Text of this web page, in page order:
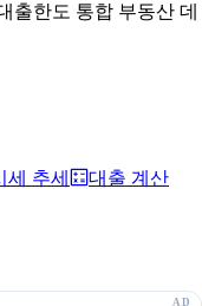
출한도 통합 부동산 데
세 추세
대출 계산